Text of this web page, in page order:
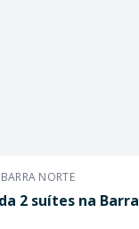
NORTE
2 suítes na Barra